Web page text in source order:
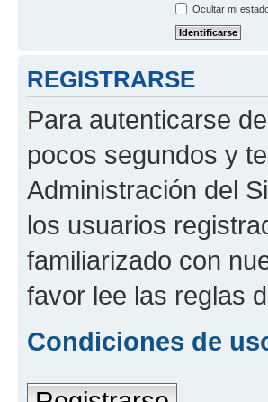
Ocultar mi
REGISTRARSE
Para autenticarse
pocos segundos y
Administración del
los usuarios
familiarizado con
favor lee las reglas
Condiciones de